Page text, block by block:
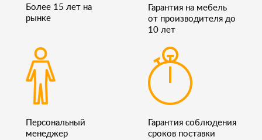
Более 15 лет на
рынке
Гарантия на мебель
от производителя до
10 лет
Персональный
менеджер
Гарантия соблюдения
сроков поставки